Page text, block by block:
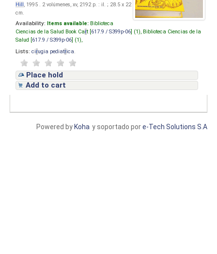
Hill, 1995 . 2 volúmenes, xv, 2192 p. : il. ; 28.5 x 22
cm.
Availability: Items available: Biblioteca
Ciencias de la Salud Book Cart [ 617.9 / S399p-06 ] (1), Biblioteca Ciencias de la
Salud [ 617.9 / S399p-06 ] (1),
Lists: cirugia pediatrica
Place hold
Add to cart
y soportado pore-Tech Solutions S.A
Powered by Koha